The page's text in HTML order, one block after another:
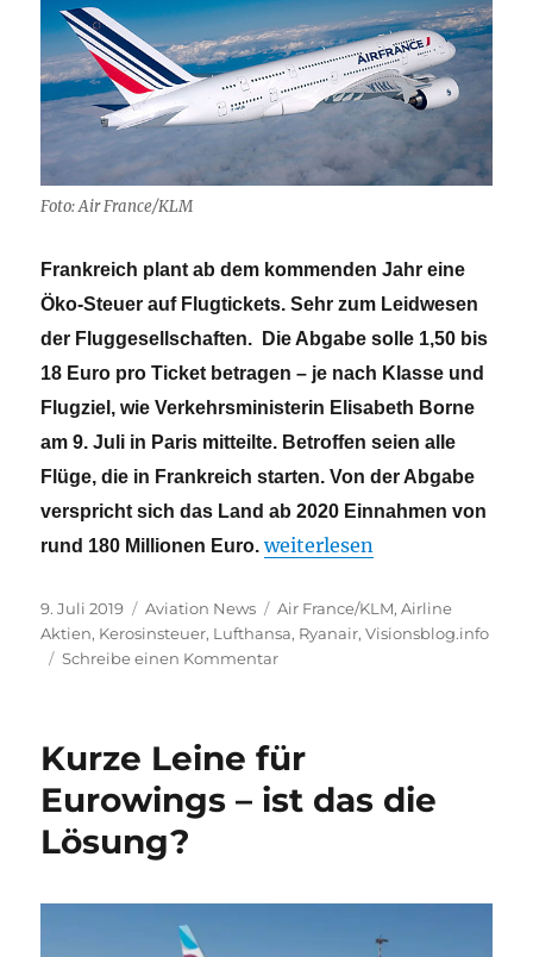
Foto: Air France/KLM
Frankreich plant ab dem kommenden Jahr eine
Öko-Steuer auf Flugtickets. Sehr zum Leidwesen
der Fluggesellschaften. Die Abgabe solle 1,50 bis
18 Euro pro Ticket betragen – je nach Klasse und
Flugziel, wie Verkehrsministerin Elisabeth Borne
am 9. Juli in Paris mitteilte. Betroffen seien alle
Flüge, die in Frankreich starten. Von der Abgabe
verspricht sich das Land ab 2020 Einnahmen von
rund 180 Millionen Euro. „Frankreich plant ab 2020
weiterlesen
Veröffentlicht
am
9. Juli 2019 Kategorien
Aviation News Schlagwörter
Air France/KLM,Airline
Aktien, Kerosinsteuer, Lufthansa, Ryanair,Visionsblog.info
Schreibe einen Kommentarzu
2020
Öko-
Kurze Leine für
Eurowings – ist das die
Lösung?